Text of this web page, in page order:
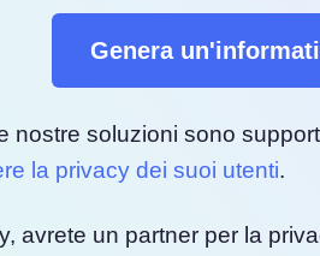
Genera
nostre soluzioni sono
la privacy dei suoi utenti.
avrete un partner per la